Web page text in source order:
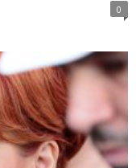
0